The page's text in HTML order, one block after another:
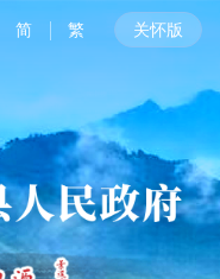
简 繁 关怀版